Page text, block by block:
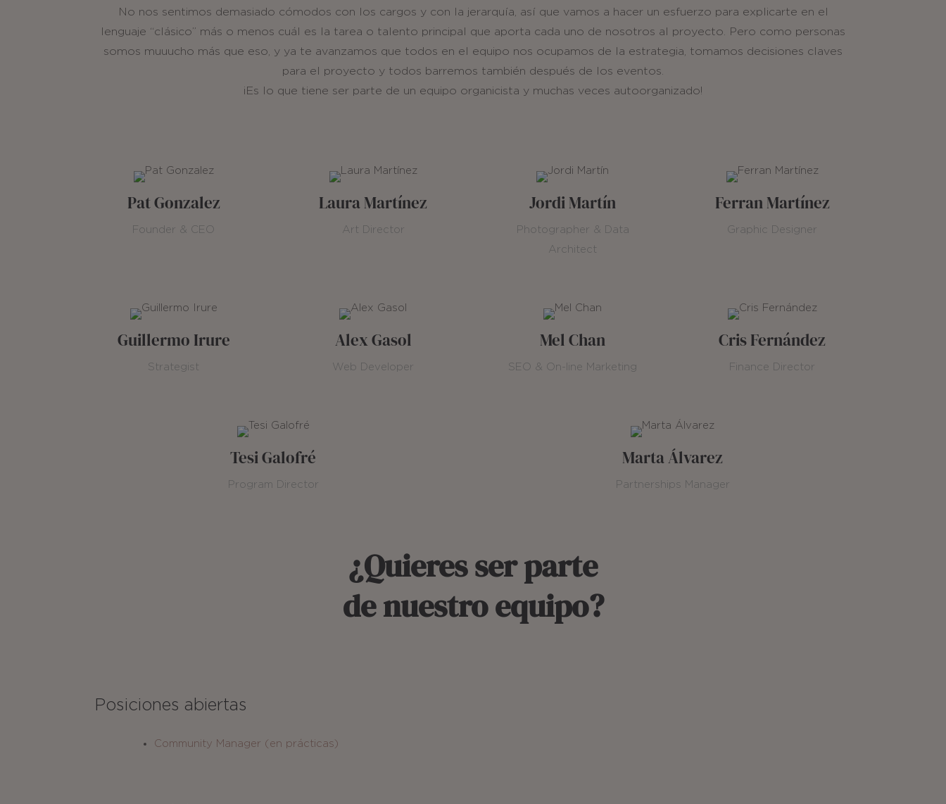
No nos sentimos demasiado cómodos con los cargos y con la jerarquía, así que vamos a hacer un esfuerzo para explicarte en el
lenguaje “clásico” más o menos cuál es la tarea o talento principal que aporta cada uno de nosotros al proyecto. Pero como personas
somos muuucho más que eso, y ya te avanzamos que todos en el equipo nos ocupamos de la estrategia, tomamos decisiones claves
para el proyecto y todos barremos también después de los eventos.
¡Es lo que tiene ser parte de un equipo organicista y muchas veces autoorganizado!
Pat Gonzalez
Founder & CEO
Laura Martínez
Art Director
Jordi Martín
Photographer & Data
Architect
Ferran Martínez
Graphic Designer
Guillermo Irure
Strategist
Alex Gasol
Web Developer
Mel Chan
SEO & On-line Marketing
Cris Fernández
Finance Director
Tesi Galofré
Program Director
Marta Álvarez
Partnerships Manager
¿Quieres ser parte
de nuestro equipo?
Posiciones abiertas
Community Manager (en prácticas)